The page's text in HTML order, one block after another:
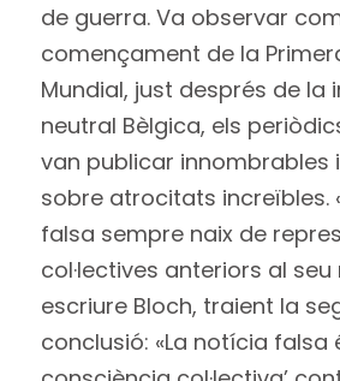
de guerra. Va observar
començament de la
Mundial, just després de la
neutral Bèlgica, els
van publicar innombrables
sobre atrocitats increïbles.
falsa sempre naix de
col·lectives anteriors al seu
escriure Bloch, traient la
conclusió: «La notícia falsa